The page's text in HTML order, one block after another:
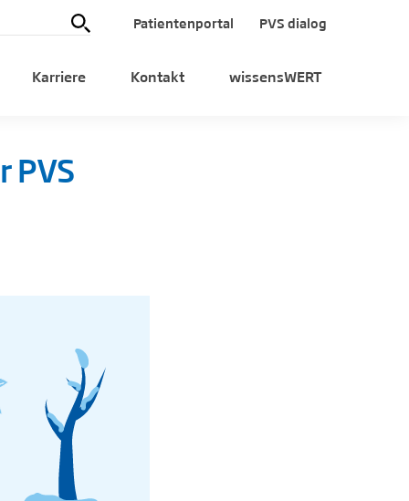
Patientenportal PVS dialog
Karriere Kontakt wissensWERT
PVS